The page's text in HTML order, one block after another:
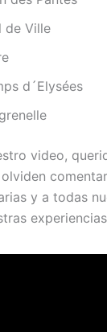
de Ville
d´Elysées
video,
y a todas